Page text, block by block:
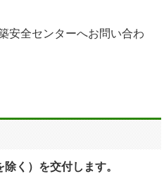
安全センターへお問い合わ
く）を交付します。